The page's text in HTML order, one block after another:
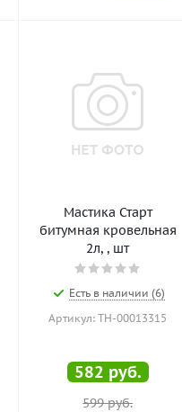
Мастика Старт
битумная кровельная
2л, , шт
Есть в наличии (6)
Артикул: ТН-00013315
582 руб.
599руб.